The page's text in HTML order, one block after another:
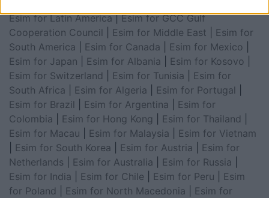
Esim for Latin America|Esim for GCC Gulf
Cooperation Council
Esim for Middle East
Esim for
South America
Esim for Canada Esim for Mexico
Esim for Japan
Esim for Albania Esim for Kosovo
Esim for Switzerland
Esim for Tunisia
Esim for
South Africa
Esim for Algeria Esim for Portugal
Esim for Brazil
Esim for Argentina
Esim for
Colombia
Esim for Hong Kong Esim for Thailand
Esim for Macau
Esim for Malaysia
Esim for Vietnam
Esim for South Korea Esim for Austria
Esim for
Netherlands
Esim for Australia Esim for Russia
Esim for India
Esim for Chile Esim for Peru
Esim
for Poland
Esim for North Macedonia
Esim for